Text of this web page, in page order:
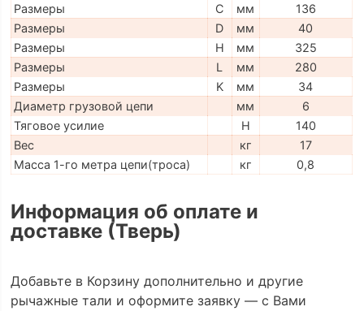
Размеры
C мм
136
Размеры
D мм
40
Размеры
H мм
325
Размеры
L мм
280
Размеры
K мм
34
Диаметр грузовой цепи
мм
6
Тяговое усилие
H
140
Вес
кг
17
Масса 1-го метра цепи(троса)
кг 0,8
Информация об оплате и
доставке (Тверь)
Добавьте в Корзину дополнительно и другие
рычажные тали и оформите заявку — с Вами